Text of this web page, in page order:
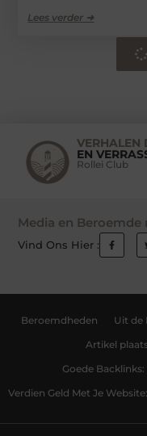
Lees verder ➜
VERHALEN
EN
Rollei Club
Media en Beroemde
Vind Ons Hier :
Beroemdheden Uit de
Artikel
Goede
Verdien Geld Met Je